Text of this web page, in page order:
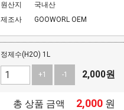
원산지
국내산
제조사
GOOWORL OEM
정제수(H2O) 1L
+1 -1 2,000원
총 상품 금액 2,000 원